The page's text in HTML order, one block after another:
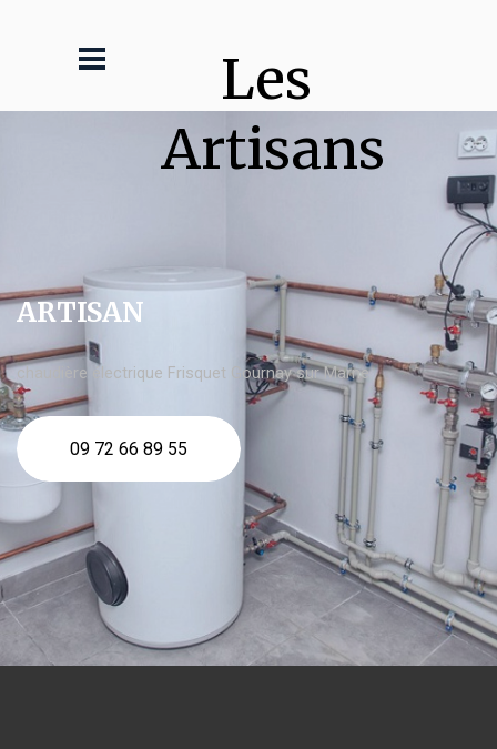
Les
Artisans
ARTISAN
chaudière électrique Frisquet Gournay sur Marne
09 72 66 89 55